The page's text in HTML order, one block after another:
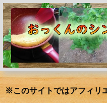
※このサイトではアフィリ